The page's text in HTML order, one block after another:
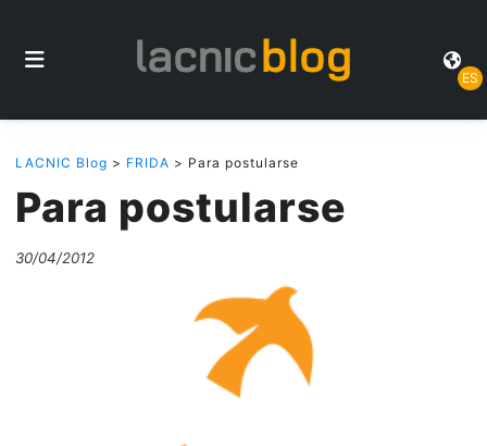
ES
LACNIC Blog > FRIDA > Para postularse
Para postularse
30/04/2012